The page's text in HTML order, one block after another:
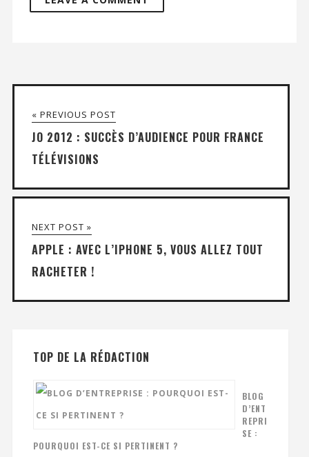
« PREVIOUS POST
JO 2012 : SUCCÈS D’AUDIENCE POUR FRANCE
TÉLÉVISIONS
NEXT POST »
APPLE : AVEC L’IPHONE 5, VOUS ALLEZ TOUT
RACHETER !
TOP DE LA RÉDACTION
BLOG
D’ENT
REPRI
SE :
POURQUOI EST-CE SI PERTINENT ?